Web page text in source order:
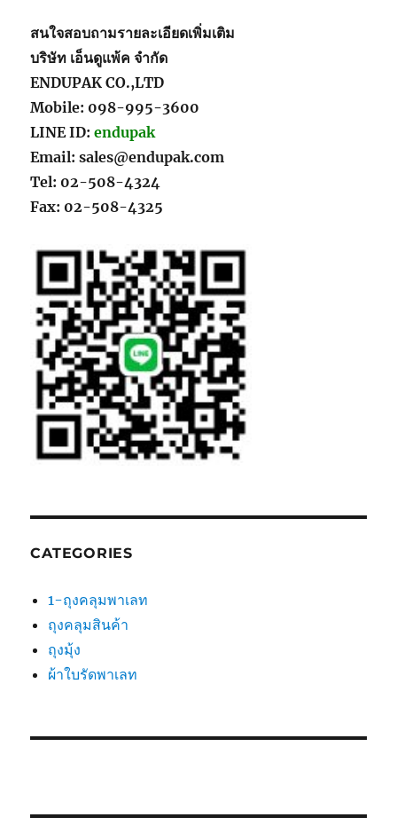
สนใจสอบถามรายละเอียดเพิ่มเติม
บริษัท เอ็นดูแพ้ค จำกัด
ENDUPAK CO.,LTD
Mobile: 098-995-3600
LINE ID:endupak
Email: sales@endupak.com
Tel: 02-508-4324
Fax: 02-508-4325
CATEGORIES
1-ถุงคลุมพาเลท
ถุงคลุมสินค้า
ถุงมุ้ง
ผ้าใบรัดพาเลท